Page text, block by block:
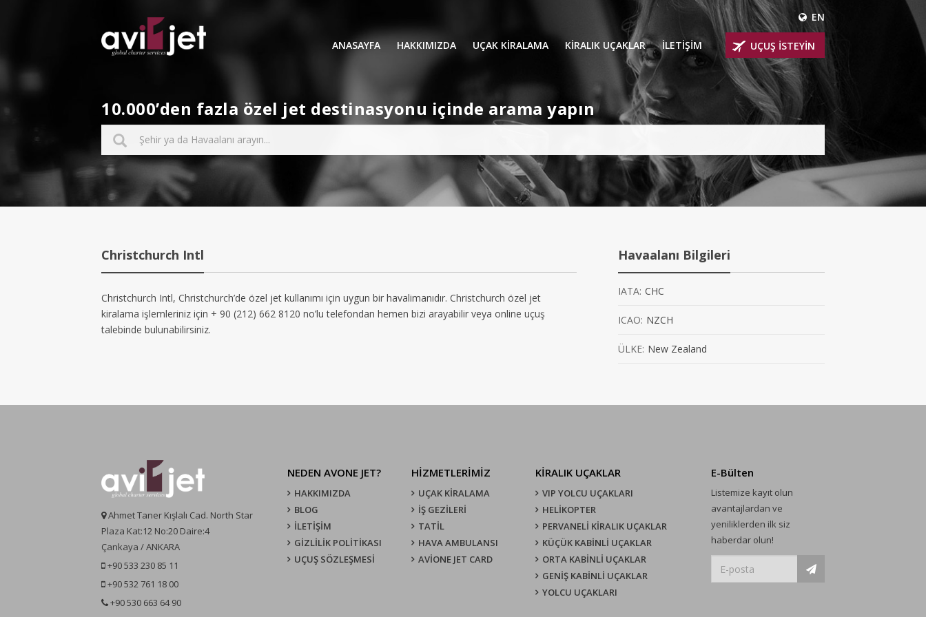
EN
ANASAYFA HAKKIMIZDA UÇAK KİRALAMA
İŞ GEZİLERİ TATİL
AVİONE JET CARD
KIRALIK UÇAKLAR
VIP YOLCU UÇAKLARI
HELİKOPTER
KÜÇÜK KABİNLİ UÇAKLAR
ORTA KABİNLİ UÇAKLAR
YOLCU UÇAKLARI
İLETİŞİM UÇUŞ İSTEYİN
10.000’den fazla özel jet destinasyonu içinde arama yapın
Christchurch Intl
Christchurch Intl, Christchurch’de özel jet kullanımı için uygun bir havalimanıdır. Christchurch özel jet
kiralama işlemleriniz için + 90 (212) 662 8120 no’lu telefondan hemen bizi arayabilir veya online uçuş
talebinde bulunabilirsiniz.
Havaalanı Bilgileri
IATA: CHC
ICAO: NZCH
ÜLKE: New Zealand
Ahmet Taner Kışlalı Cad. North Star
Plaza Kat:12 No:20 Daire:4
Çankaya / ANKARA
+90 533 230 85 11
+90 532 761 18 00
+90 530 663 64 90
NEDEN AVONE JET?
HAKKIMIZDA
BLOG
İLETİŞİM
GİZLİLİK POLİTİKASI
UÇUŞ SÖZLEŞMESI
HİZMETLERİMİZ
UÇAK KIRALAMA
İŞ GEZİLERİ
TATİL
HAVA AMBULANSI
AVİONE JET CARD
KIRALIK UÇAKLAR
VIP YOLCU UÇAKLARI
HELİKOPTER
PERVANELİ KİRALIK UÇAKLAR
KÜÇÜK KABİNLİ UÇAKLAR
ORTA KABİNLİ UÇAKLAR
GENİŞ KABİNLİ UÇAKLAR
YOLCU UÇAKLARI
E-Bülten
Listemize kayıt olun
avantajlardan ve
yeniliklerden ilk siz
haberdar olun!